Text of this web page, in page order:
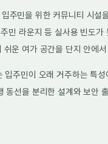
주민을 위한 커뮤니티 시설
민 라운지 등 실사용 빈도가
쉬운 여가 공간을 단지 안에
입주민이 오래 거주하는 특
동선을 분리한 설계와 보안